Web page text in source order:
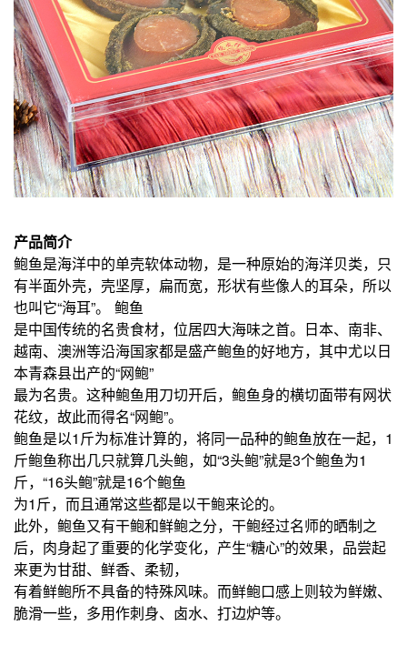
产品简介
鲍鱼是海洋中的单壳软体动物，是一种原始的海洋贝类，只
有半面外壳，壳坚厚，扁而宽，形状有些像人的耳朵，所以
也叫它“海耳”。 鲍鱼
是中国传统的名贵食材，位居四大海味之首。日本、南非、
越南、澳洲等沿海国家都是盛产鲍鱼的好地方，其中尤以日
本青森县出产的“网鲍”
最为名贵。这种鲍鱼用刀切开后，鲍鱼身的横切面带有网状
花纹，故此而得名“网鲍”。
鲍鱼是以1斤为标准计算的，将同一品种的鲍鱼放在一起，1
斤鲍鱼称出几只就算几头鲍，如“3头鲍”就是3个鲍鱼为1
斤，“16头鲍”就是16个鲍鱼
为1斤，而且通常这些都是以干鲍来论的。
此外，鲍鱼又有干鲍和鲜鲍之分，干鲍经过名师的晒制之
后，肉身起了重要的化学变化，产生“糖心”的效果，品尝起
来更为甘甜、鲜香、柔韧，
有着鲜鲍所不具备的特殊风味。而鲜鲍口感上则较为鲜嫩、
脆滑一些，多用作刺身、卤水、打边炉等。